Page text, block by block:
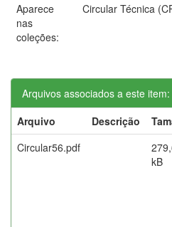
Aparece
nas
coleções:
Circular Técnica
Arquivos associados a este item:
Arquivo
Descrição
Circular56.pdf
kB